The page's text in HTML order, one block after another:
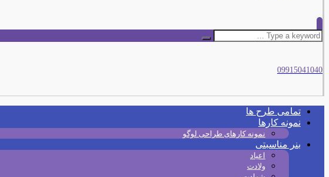
09915041040
تمامی طرح‌ ها
نمونه کارها
نمونه کارهای طراحی لوگو
بنر مناسبتی
اعیاد
ولادت